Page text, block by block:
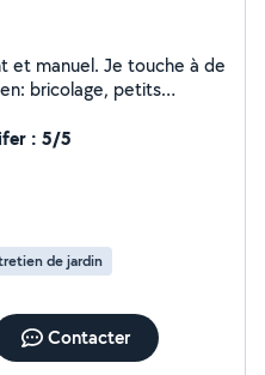
et manuel. Je touche à de
bricolage, petits
(tonte, taille,
pose de clôture).
domaine de la
à me
: 5/5
de jardin
Contacter